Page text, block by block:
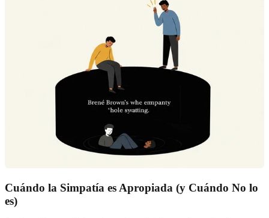
Cuándo la Simpatía es Apropiada (y Cuándo No lo
es)